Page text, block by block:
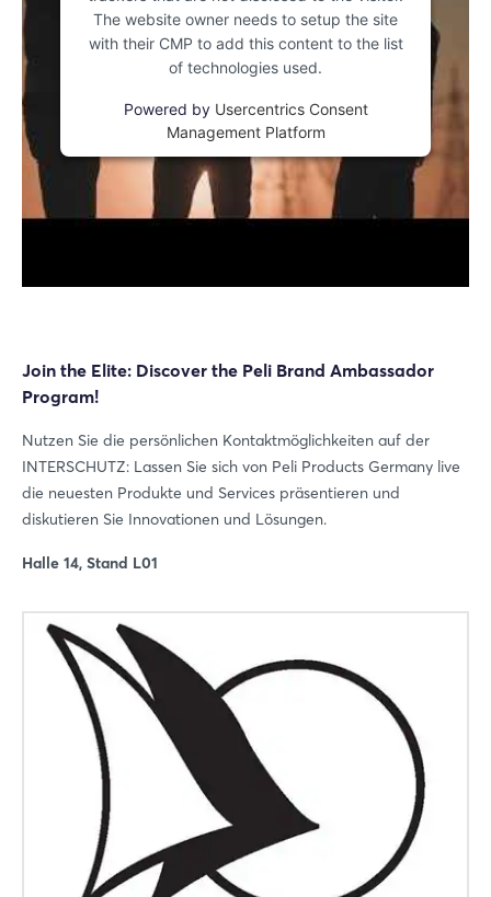
The website owner needs to setup the site
with their CMP to add this content to the list
of technologies used.
Powered by Usercentrics Consent
Management Platform
Join the Elite: Discover the Peli Brand Ambassador
Program!
Nutzen Sie die persönlichen Kontaktmöglichkeiten auf der
INTERSCHUTZ: Lassen Sie sich von Peli Products Germany live
die neuesten Produkte und Services präsentieren und
diskutieren Sie Innovationen und Lösungen.
Halle 14, Stand L01
Login